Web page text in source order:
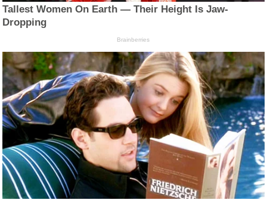
Tallest Women On Earth — Their Height Is Jaw-
Dropping
Brainberries